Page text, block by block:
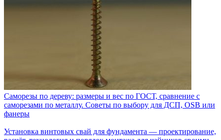
Саморезы по дереву: размеры и вес по ГОСТ, сравнение с
саморезами по металлу. Советы по выбору для ДСП, OSB или
фанеры
Установка винтовых свай для фундамента — проектирование,